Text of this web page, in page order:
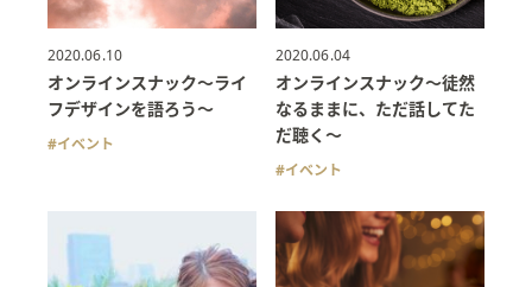
2020.06.10
オンラインスナック〜ライ
フデザインを語ろう〜
イベント
2020.06.04
オンラインスナック〜徒然
なるままに、ただ話してた
だ聴く〜
イベント